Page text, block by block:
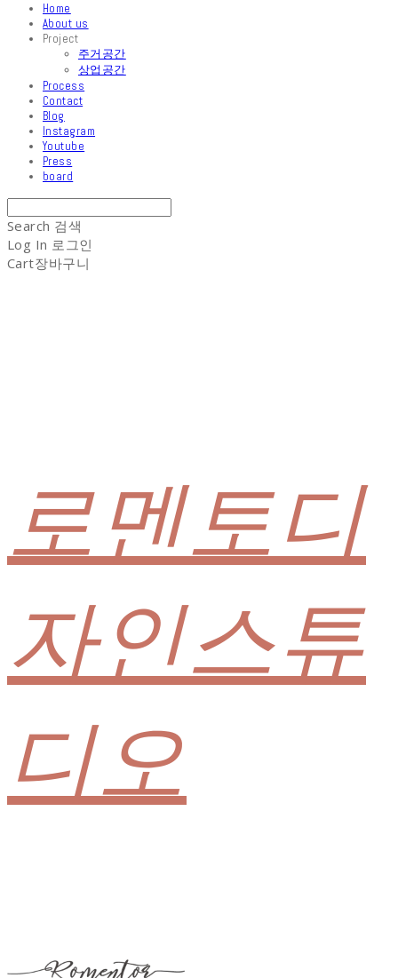
Home
About us
Project
주거공간
상업공간
Process
Contact
Blog
Instagram
Youtube
Press
board
Search 검색
Log In 로그인
Cart장바구니
로멘토디
자인스튜
디오